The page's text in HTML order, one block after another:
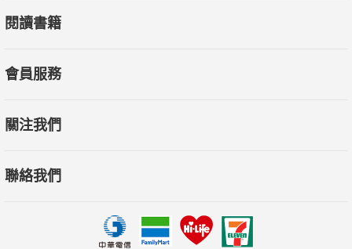
閱讀書籍
會員服務
關注我們
聯絡我們